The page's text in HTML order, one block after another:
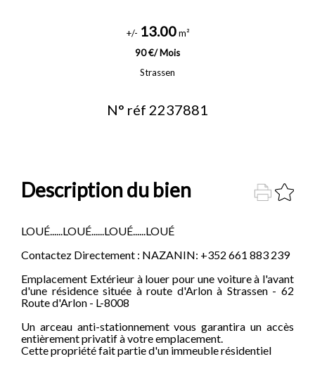
+/- 13.00m²
90 €/ Mois
Strassen
N° réf 2237881
Description du bien
LOUÉ......LOUÉ......LOUÉ......LOUÉ
Contactez Directement : NAZANIN: +352 661 883 239
Emplacement Extérieur à louer pour une voiture à l'avant
d'une résidence située à route d'Arlon à Strassen - 62
Route d'Arlon - L-8008
Un arceau anti-stationnement vous garantira un accès
entièrement privatif à votre emplacement.
Cette propriété fait partie d'un immeuble résidentiel